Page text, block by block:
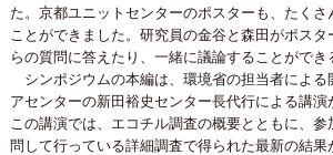
た。京都ユニットセンターのポスターも、たくさ
ことができました。研究員の金谷と森田がポス
らの質問に答えたり、一緒に議論することができ
シンポジウムの本編は、環境省の担当者による
アセンターの新田裕史センター長代行による講演
この講演では、エコチル調査の概要とともに、
問して行っている詳細調査で得られた最新の結果